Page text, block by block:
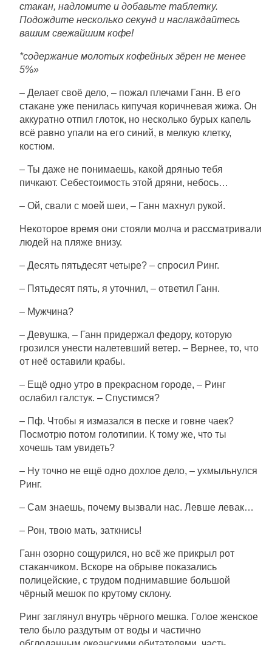
стакан, надломите и добавьте таблетку.
Подождите несколько секунд и наслаждайтесь
вашим свежайшим кофе!
*содержание молотых кофейных зёрен не менее
5%»
– Делает своё дело, – пожал плечами Ганн. В его
стакане уже пенилась кипучая коричневая жижа. Он
аккуратно отпил глоток, но несколько бурых капель
всё равно упали на его синий, в мелкую клетку,
костюм.
– Ты даже не понимаешь, какой дрянью тебя
пичкают. Себестоимость этой дряни, небось…
– Ой, свали с моей шеи, – Ганн махнул рукой.
Некоторое время они стояли молча и рассматривали
людей на пляже внизу.
– Десять пятьдесят четыре? – спросил Ринг.
– Пятьдесят пять, я уточнил, – ответил Ганн.
– Мужчина?
– Девушка, – Ганн придержал федору, которую
грозился унести налетевший ветер. – Вернее, то, что
от неё оставили крабы.
– Ещё одно утро в прекрасном городе, – Ринг
ослабил галстук. – Спустимся?
– Пф. Чтобы я измазался в песке и говне чаек?
Посмотрю потом голотипии. К тому же, что ты
хочешь там увидеть?
– Ну точно не ещё одно дохлое дело, – ухмыльнулся
Ринг.
– Сам знаешь, почему вызвали нас. Левше левак…
– Рон, твою мать, заткнись!
Ганн озорно сощурился, но всё же прикрыл рот
стаканчиком. Вскоре на обрыве показались
полицейские, с трудом поднимавшие большой
чёрный мешок по крутому склону.
Ринг заглянул внутрь чёрного мешка. Голое женское
тело было раздутым от воды и частично